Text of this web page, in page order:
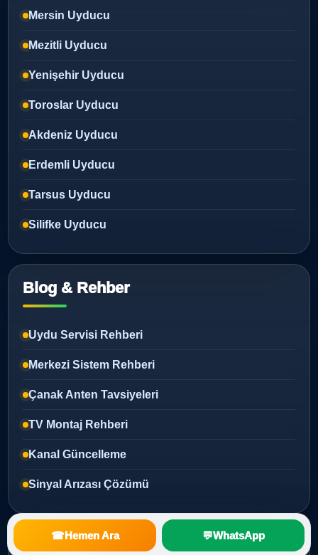
Mersin Uyducu
Mezitli Uyducu
Yenişehir Uyducu
Toroslar Uyducu
Akdeniz Uyducu
Erdemli Uyducu
Tarsus Uyducu
Silifke Uyducu
Blog & Rehber
Uydu Servisi Rehberi
Merkezi Sistem Rehberi
Çanak Anten Tavsiyeleri
TV Montaj Rehberi
Kanal Güncelleme
Sinyal Arızası Çözümü
Kurumsal
☎Hemen Ara 💬WhatsApp